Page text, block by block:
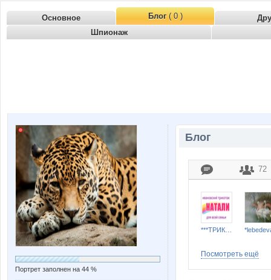
Основное Блог( 0 )
Шпионаж
Портрет заполнен на 44 %
Блог
72
Посмотреть ещё